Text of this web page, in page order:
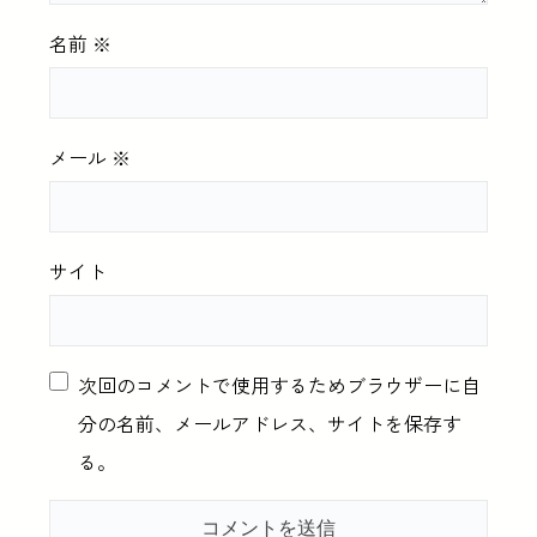
名前 ※
メール ※
サイト
次回のコメントで使用するためブラウザーに自
分の名前、メールアドレス、サイトを保存す
る。